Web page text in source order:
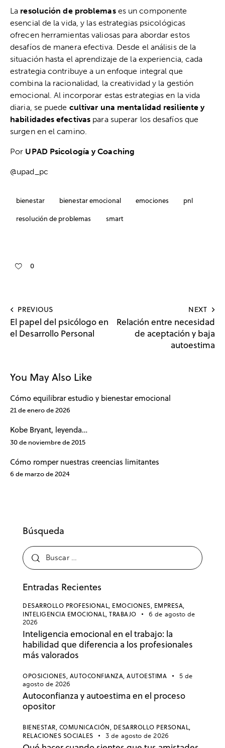
La resolución de problemases un componente
esencial de la vida, y las estrategias psicológicas
ofrecen herramientas valiosas para abordar estos
desafíos de manera efectiva. Desde el análisis de la
situación hasta el aprendizaje de la experiencia, cada
estrategia contribuye a un enfoque integral que
combina la racionalidad, la creatividad y la gestión
emocional. Al incorporar estas estrategias en la vida
diaria, se puede cultivar una mentalidad resiliente y
habilidades efectivas para superar los desafíos que
surgen en el camino.
Por UPAD Psicología y Coaching
@upad_pc
bienestar bienestar emocional emociones
pnl
resolución de problemas
smart
0
PREVIOUS
El papel del psicólogo en
el Desarrollo Personal
NEXT
Relación entre necesidad
de aceptación y baja
autoestima
You May Also Like
Cómo equilibrar estudio y bienestar emocional
21 de enero de 2026
Kobe Bryant, leyenda…
30 de noviembre de 2015
Cómo romper nuestras creencias limitantes
6 de marzo de 2024
Búsqueda
Entradas Recientes
DESARROLLO PROFESIONAL, EMOCIONES, EMPRESA,
INTELIGENCIA EMOCIONAL, TRABAJO
6 de agosto de
2026
Inteligencia emocional en el trabajo: la
habilidad que diferencia a los profesionales
más valorados
OPOSICIONES, AUTOCONFIANZA, AUTOESTIMA
5 de
agosto de 2026
Autoconfianza y autoestima en el proceso
opositor
BIENESTAR, COMUNICACIÓN, DESARROLLO PERSONAL,
RELACIONES SOCIALES
3 de agosto de 2026